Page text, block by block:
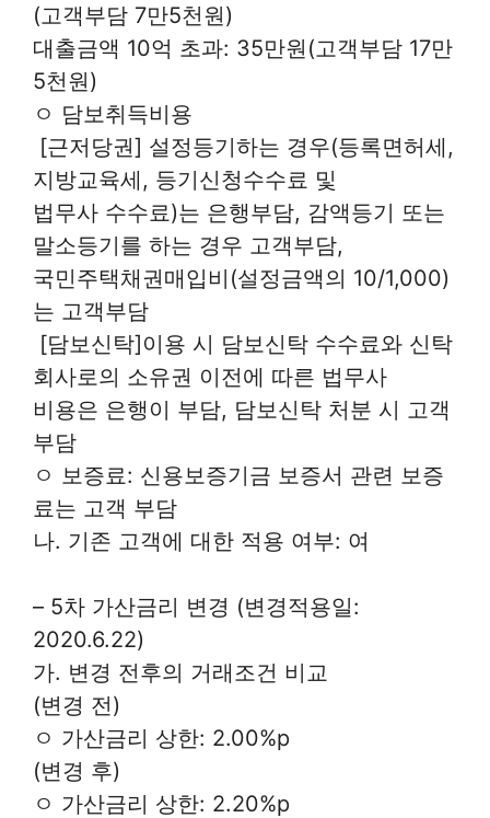
(고객부담 7만5천원)
대출금액 10억 초과: 35만원(고객부담 17만
5천원)
ㅇ 담보취득비용
 [근저당권] 설정등기하는 경우(등록면허세,
지방교육세, 등기신청수수료 및
법무사 수수료)는 은행부담, 감액등기 또는
말소등기를 하는 경우 고객부담,
국민주택채권매입비(설정금액의 10/1,000)
는 고객부담
 [담보신탁]이용 시 담보신탁 수수료와 신탁
회사로의 소유권 이전에 따른 법무사
비용은 은행이 부담, 담보신탁 처분 시 고객
부담
ㅇ 보증료: 신용보증기금 보증서 관련 보증
료는 고객 부담
나. 기존 고객에 대한 적용 여부: 여
– 5차 가산금리 변경 (변경적용일:
2020.6.22)
가. 변경 전후의 거래조건 비교
(변경 전)
ㅇ 가산금리 상한: 2.00%p
(변경 후)
ㅇ 가산금리 상한: 2.20%p